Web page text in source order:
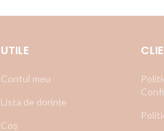
UTILE
Contul meu
Lista de dorințe
Coș